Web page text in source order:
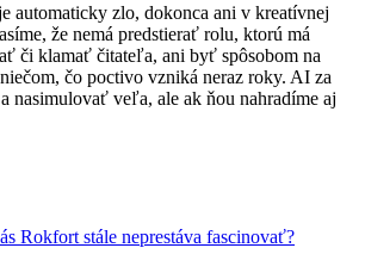
automaticky zlo, dokonca ani v kreatívnej
že nemá predstierať rolu, ktorú má
či klamať čitateľa, ani byť spôsobom na
čo poctivo vzniká neraz roky. AI za
nasimulovať veľa, ale ak ňou nahradíme aj
Rokfort stále neprestáva fascinovať?